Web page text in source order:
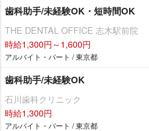
歯科助手/未経験OK・短時間OK
THE DENTAL OFFICE 志木駅前院
時給1,300円～1,600円
アルバイト・パート / 東京都
歯科助手/未経験OK
石川歯科クリニック
時給1,300円
アルバイト・パート / 東京都